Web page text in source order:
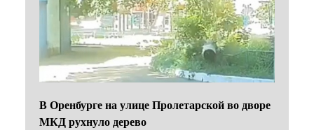
В Оренбурге на улице Пролетарской во дворе
МКД рухнуло дерево